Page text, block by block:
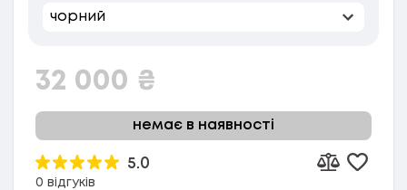
32 000 ₴
немає в наявності
5.0
0 відгуків
Додати до